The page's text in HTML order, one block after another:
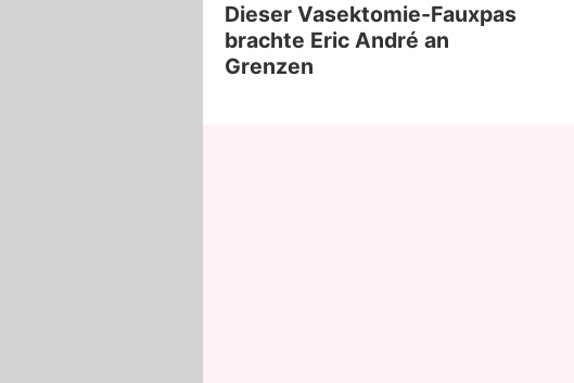
Dieser Vasektomie-Fauxpas
brachte Eric André an
Grenzen